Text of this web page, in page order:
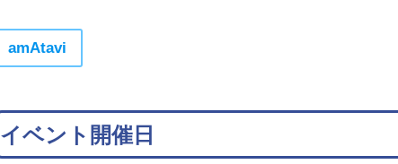
amAtavi
イベント開催日